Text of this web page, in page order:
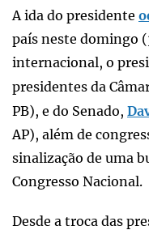
A ida do presidente
país neste domingo
internacional, o
presidentes da
PB), e do Senado,
AP), além de
sinalização de uma
Congresso Nacional.
Desde a troca das